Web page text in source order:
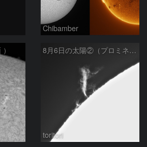
Chibamber
8月6日の太陽②（プロミネン北東縁 ）
toritori